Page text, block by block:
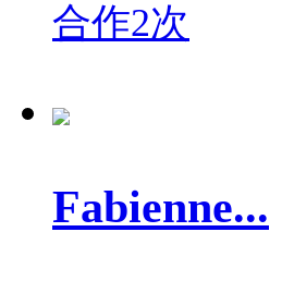
合作2次
Fabienne...